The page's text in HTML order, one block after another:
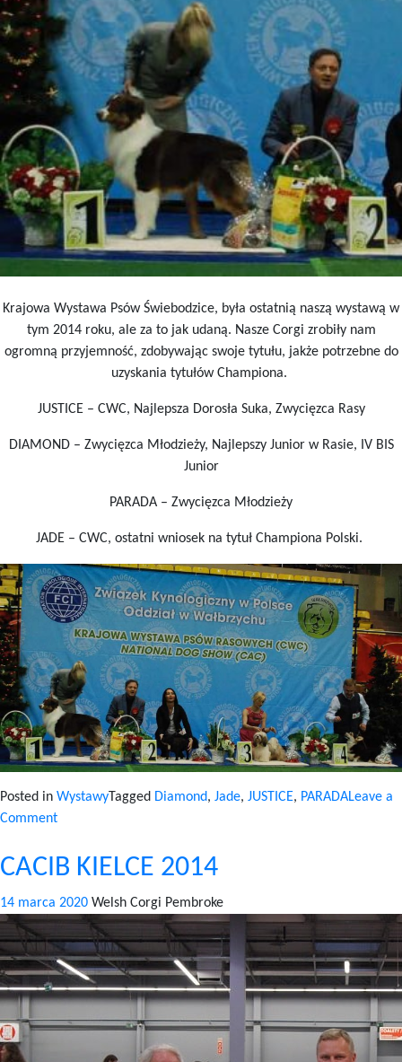
Krajowa Wystawa Psów Świebodzice, była ostatnią naszą wystawą w
tym 2014 roku, ale za to jak udaną. Nasze Corgi zrobiły nam
ogromną przyjemność, zdobywając swoje tytułu, jakże potrzebne do
uzyskania tytułów Championa.
JUSTICE – CWC, Najlepsza Dorosła Suka, Zwycięzca Rasy
DIAMOND – Zwycięzca Młodzieży, Najlepszy Junior w Rasie, IV BIS
Junior
PARADA – Zwycięzca Młodzieży
JADE – CWC, ostatni wniosek na tytuł Championa Polski.
Posted in WystawyTagged Diamond, Jade, JUSTICE, PARADALeave a
Commenton
ŚWIEBODZICE
CACIB KIELCE 2014
14 marca 2020 Welsh Corgi Pembroke